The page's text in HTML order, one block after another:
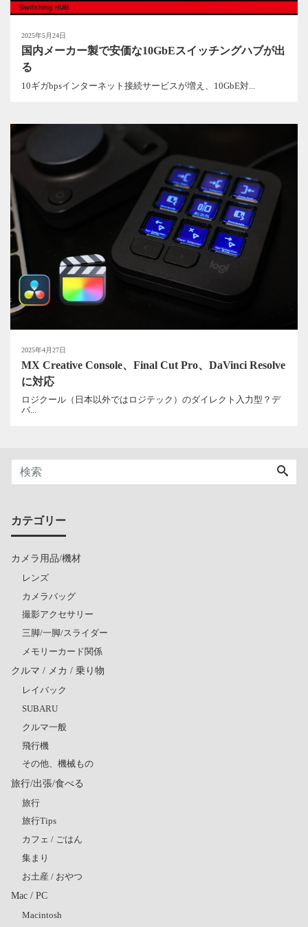
2025年5月24日
国内メーカー製で安価な10GbEスイッチングハブが出
る
10ギガbpsインターネット接続サービスが増え、10GbE対...
2025年4月27日
MX Creative Console、Final Cut Pro、DaVinci Resolve
に対応
ロジクール（日本以外ではロジテック）のダイレクト入力型？デ
バ...
カテゴリー
カメラ用品/機材
レンズ
カメラバッグ
撮影アクセサリー
三脚/一脚/スライダー
メモリーカード関係
クルマ / メカ / 乗り物
レイバック
SUBARU
クルマ一般
飛行機
その他、機械もの
旅行/出張/食べる
旅行
旅行Tips
カフェ / ごはん
集まり
お土産 / おやつ
Mac / PC
Macintosh